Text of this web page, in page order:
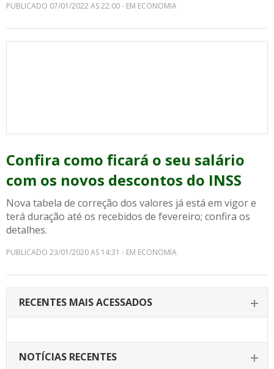
PUBLICADO 07/01/2022 AS 22:00 - EM ECONOMIA
Confira como ficará o seu salário
com os novos descontos do INSS
Nova tabela de correção dos valores já está em vigor e
terá duração até os recebidos de fevereiro; confira os
detalhes.
PUBLICADO 23/01/2020 AS 14:31 - EM ECONOMIA
RECENTES MAIS ACESSADOS
NOTÍCIAS RECENTES